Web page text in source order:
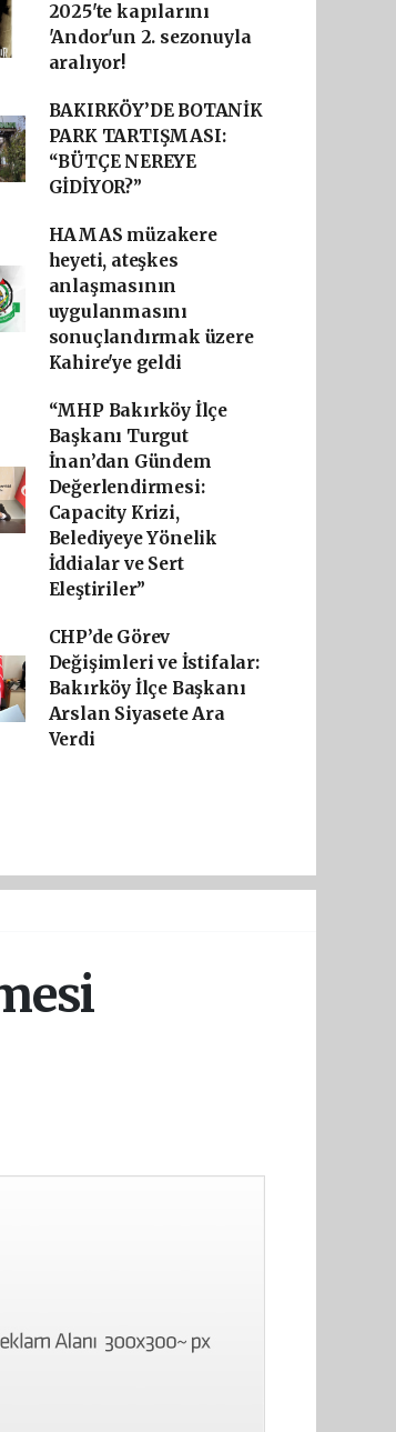
2025'te kapılarını
'Andor'un 2. sezonuyla
aralıyor!
BAKIRKÖY’DE BOTANİK
PARK TARTIŞMASI:
“BÜTÇE NEREYE
GİDİYOR?”
HAMAS müzakere
heyeti, ateşkes
anlaşmasının
uygulanmasını
sonuçlandırmak üzere
Kahire'ye geldi
“MHP Bakırköy İlçe
Başkanı Turgut
İnan’dan Gündem
Değerlendirmesi:
Capacity Krizi,
Belediyeye Yönelik
İddialar ve Sert
Eleştiriler”
CHP’de Görev
Değişimleri ve İstifalar:
Bakırköy İlçe Başkanı
Arslan Siyasete Ara
Verdi